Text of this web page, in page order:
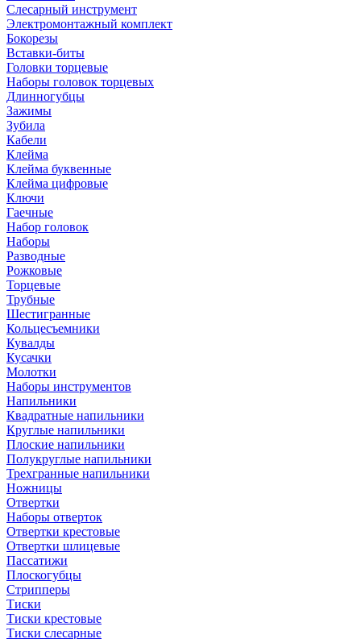
Слесарный инструмент
Электромонтажный комплект
Бокорезы
Вставки-биты
Головки торцевые
Наборы головок торцевых
Длинногубцы
Зажимы
Зубила
Кабели
Клейма
Клейма буквенные
Клейма цифровые
Ключи
Гаечные
Набор головок
Наборы
Разводные
Рожковые
Торцевые
Трубные
Шестигранные
Кольцесъемники
Кувалды
Кусачки
Молотки
Наборы инструментов
Напильники
Квадратные напильники
Круглые напильники
Плоские напильники
Полукруглые напильники
Трехгранные напильники
Ножницы
Отвертки
Наборы отверток
Отвертки крестовые
Отвертки шлицевые
Пассатижи
Плоскогубцы
Стрипперы
Тиски
Тиски крестовые
Тиски слесарные